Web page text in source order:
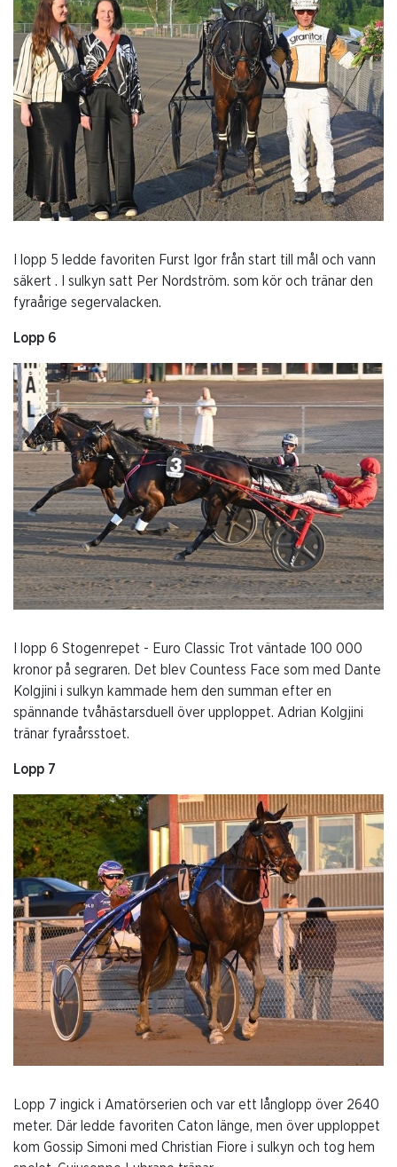
I lopp 5 ledde favoriten Furst Igor från start till mål och vann
säkert . I sulkyn satt Per Nordström. som kör och tränar den
fyraårige segervalacken.
Lopp 6
I lopp 6 Stogenrepet - Euro Classic Trot väntade 100 000
kronor på segraren. Det blev Countess Face som med Dante
Kolgjini i sulkyn kammade hem den summan efter en
spännande tvåhästarsduell över upploppet. Adrian Kolgjini
tränar fyraårsstoet.
Lopp 7
Lopp 7 ingick i Amatörserien och var ett långlopp över 2640
meter. Där ledde favoriten Caton länge, men över upploppet
kom Gossip Simoni med Christian Fiore i sulkyn och tog hem